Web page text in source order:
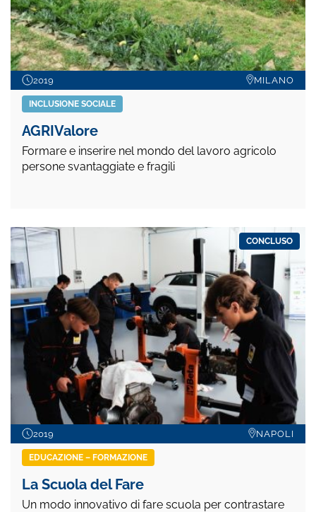
2019 MILANO
INCLUSIONE SOCIALE
AGRIValore
Formare e inserire nel mondo del lavoro agricolo
persone svantaggiate e fragili
CONCLUSO
2019 NAPOLI
EDUCAZIONE – FORMAZIONE
La Scuola del Fare
Un modo innovativo di fare scuola per contrastare